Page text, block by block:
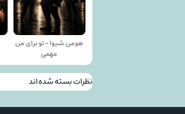
هومن شیوا - تو برای من
مهمی
نظرات بسته شده اند